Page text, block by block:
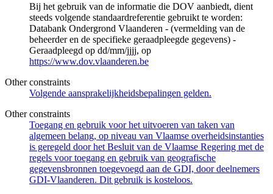
Bij het gebruik van de informatie die DOV aanbiedt, dient
steeds volgende standaardreferentie gebruikt te worden:
Databank Ondergrond Vlaanderen - (vermelding van de
beheerder en de specifieke geraadpleegde gegevens) -
Geraadpleegd op dd/mm/jjjj, op
https://www.dov.vlaanderen.be
Other constraints
Volgende aansprakelijkheidsbepalingen gelden.
Other constraints
Toegang en gebruik voor het uitvoeren van taken van
algemeen belang, op niveau van Vlaamse overheidsinstanties
is geregeld door het Besluit van de Vlaamse Regering met de
regels voor toegang en gebruik van geografische
gegevensbronnen toegevoegd aan de GDI, door deelnemers
GDI-Vlaanderen. Dit gebruik is kosteloos.